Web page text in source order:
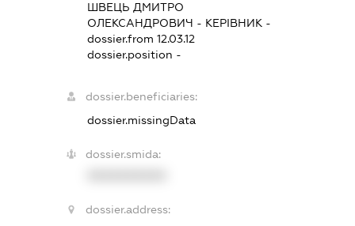
ШВЕЦЬ ДМИТРО
ОЛЕКСАНДРОВИЧ - КЕРІВНИК -
dossier.from 12.03.12
dossier.position -
dossier.beneficiaries:
dossier.missingData
dossier.smida:
dossier.address: